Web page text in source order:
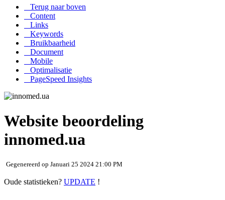
Terug naar boven
Content
Links
Keywords
Bruikbaarheid
Document
Mobile
Optimalisatie
PageSpeed Insights
Website beoordeling
innomed.ua
Gegenereerd op Januari 25 2024 21:00 PM
Oude statistieken? UPDATE !